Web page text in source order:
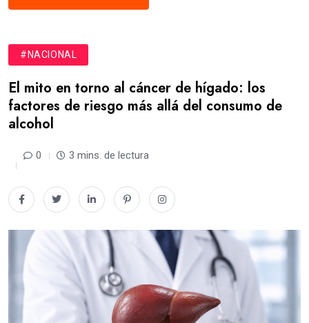
#NACIONAL
El mito en torno al cáncer de hígado: los
factores de riesgo más allá del consumo de
alcohol
0 3 mins. de lectura